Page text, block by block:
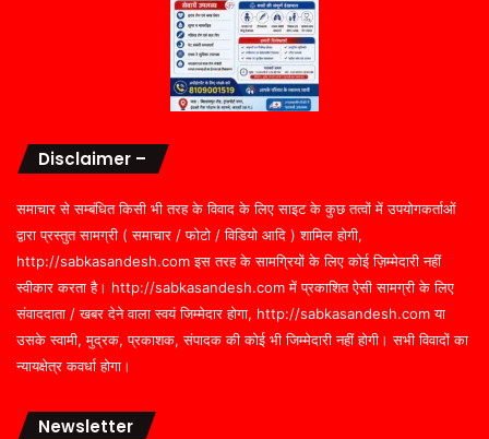
Disclaimer –
समाचार से सम्बंधित किसी भी तरह के विवाद के लिए साइट के कुछ तत्वों में उपयोगकर्ताओं
द्वारा प्रस्तुत सामग्री ( समाचार / फोटो / विडियो आदि ) शामिल होगी,
http://sabkasandesh.com इस तरह के सामग्रियों के लिए कोई ज़िम्मेदारी नहीं
स्वीकार करता है। http://sabkasandesh.com में प्रकाशित ऐसी सामग्री के लिए
संवाददाता / खबर देने वाला स्वयं जिम्मेदार होगा, http://sabkasandesh.com या
उसके स्वामी, मुद्रक, प्रकाशक, संपादक की कोई भी जिम्मेदारी नहीं होगी। सभी विवादों का
न्यायक्षेत्र कवर्धा होगा।
Newsletter